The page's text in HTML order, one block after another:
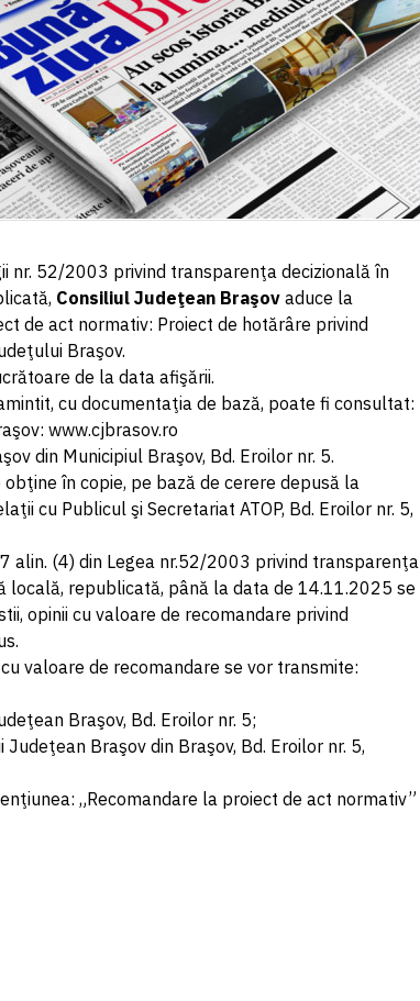
nr. 52/2003 privind transparenţa decizională în
Consiliul Judeţean Braşov aduce la
de act normativ: Proiect de hotărâre privind
Braşov.
de la data afişării.
cu documentaţia de bază, poate fi consultat:
www.cjbrasov.ro
din Municipiul Braşov, Bd. Eroilor nr. 5.
în copie, pe bază de cerere depusă la
cu Publicul şi Secretariat ATOP, Bd. Eroilor nr. 5,
alin. (4) din Legea nr.52/2003 privind transparenţa
locală, republicată, până la data de 14.11.2025 se
opinii cu valoare de recomandare privind
valoare de recomandare se vor transmite:
Braşov, Bd. Eroilor nr. 5;
Braşov din Braşov, Bd. Eroilor nr. 5,
„Recomandare la proiect de act normativ”